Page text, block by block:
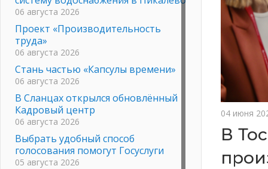
04 июня
В
06 августа 2026
Проект «Производительность
труда»
06 августа 2026
Стань частью «Капсулы времени»
06 августа 2026
В Сланцах открылся обновлённый
Кадровый центр
06 августа 2026
Выбрать удобный способ
голосования помогут Госуслуги
05 августа 2026